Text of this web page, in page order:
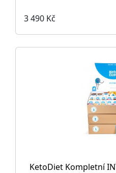
3 490 Kč
KetoDiet Kompletní